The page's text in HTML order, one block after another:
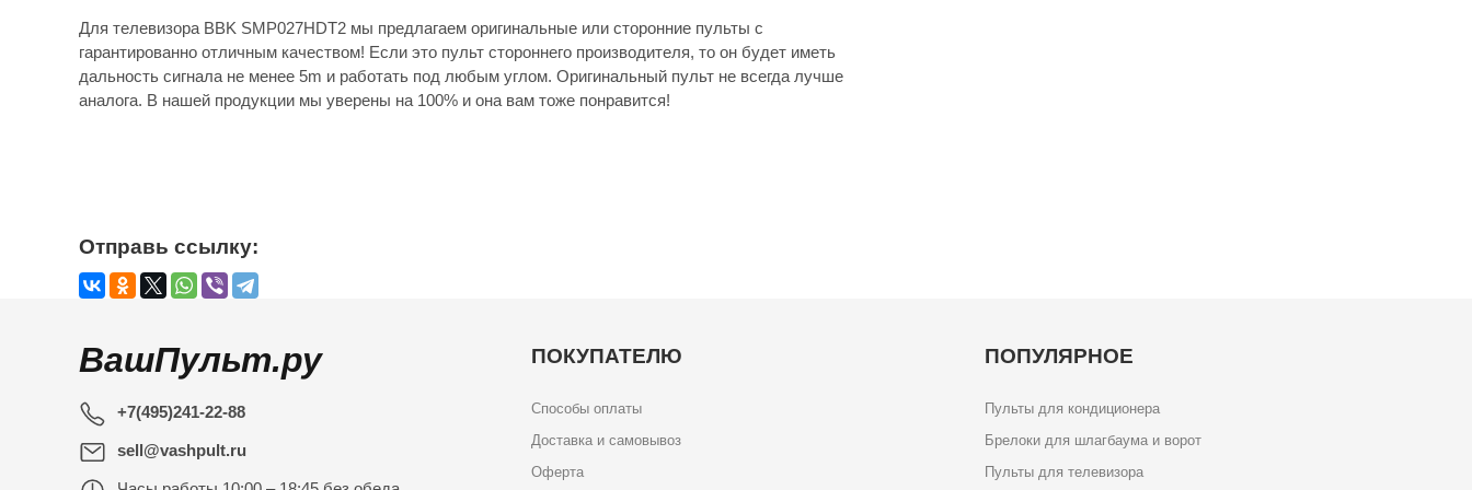
Для телевизора BBK SMP027HDT2 мы предлагаем оригинальные или сторонние пульты с
гарантированно отличным качеством! Если это пульт стороннего производителя, то он будет иметь
дальность сигнала не менее 5m и работать под любым углом. Оригинальный пульт не всегда лучше
аналога. В нашей продукции мы уверены на 100% и она вам тоже понравится!
Отправь ссылку:
ВашПульт.ру
+7(495)241-22-88
sell@vashpult.ru
ПОКУПАТЕЛЮ
Способы оплаты
Доставка и самовывоз
Оферта
ПОПУЛЯРНОЕ
Пульты для кондиционера
Брелоки для шлагбаума и ворот
Пульты для телевизора